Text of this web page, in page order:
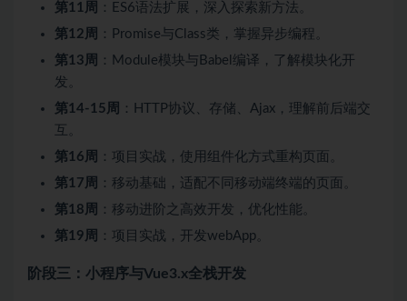
第11周
：ES6语法扩展，深入探索新方法。
第12周
：Promise与Class类，掌握异步编程。
第13周
：Module模块与Babel编译，了解模块化开
发。
第14-15周
：HTTP协议、存储、Ajax，理解前后端交
互。
第16周
：项目实战，使用组件化方式重构页面。
第17周
：移动基础，适配不同移动端终端的页面。
第18周
：移动进阶之高效开发，优化性能。
第19周
：项目实战，开发webApp。
阶段三：小程序与Vue3.x全栈开发